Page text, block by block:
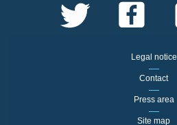
Legal notice
Contact
Press area
Site map